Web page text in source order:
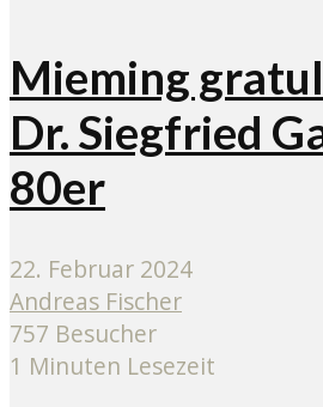
Mieming
Dr. Siegfried
80er
22. Februar 2024
Andreas Fischer
757 Besucher
1 Minuten Lesezeit